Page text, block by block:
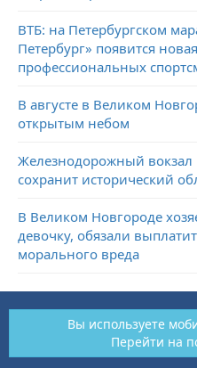
ВТБ: на Петербургском
Петербург» появится
профессиональных
В августе в Великом
открытым небом
Железнодорожный
сохранит исторический
В Великом Новгороде
девочку, обязали
морального вреда
Вы используете
Перейти на